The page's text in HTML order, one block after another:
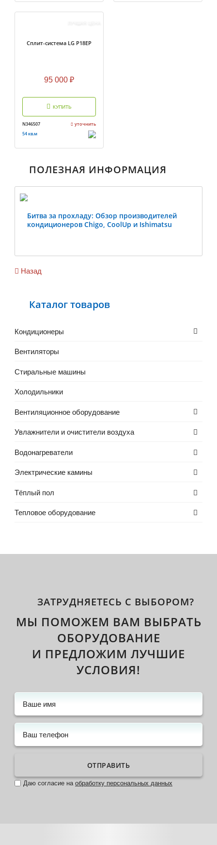
Каталог товаров
Кондиционеры
Вентиляторы
Стиральные машины
Холодильники
Вентиляционное оборудование
Увлажнители и очистители воздуха
Водонагреватели
Электрические камины
Тёплый пол
Тепловое оборудование
Сплит-система LG P18EP
95 000 ₽
КУПИТЬ
N346507
уточнить
54 кв.м
ПОЛЕЗНАЯ ИНФОРМАЦИЯ
Битва за прохладу: Обзор производителей
кондиционеров Chigo, CoolUp и Ishimatsu
Previous
Назад
ЗАТРУДНЯЕТЕСЬ С ВЫБОРОМ?
МЫ ПОМОЖЕМ ВАМ ВЫБРАТЬ
ОБОРУДОВАНИЕ
И ПРЕДЛОЖИМ ЛУЧШИЕ
УСЛОВИЯ!
ОТПРАВИТЬ
Даю согласие на обработку персональных данных